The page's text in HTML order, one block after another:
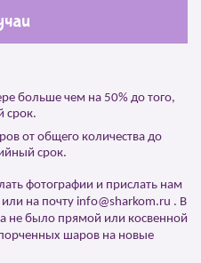
больше чем на 50% до того,
срок.
от общего количества до
срок.
фотографии и прислать нам
или на почту info@sharkom.ru . В
не было прямой или косвенной
шаров на новые